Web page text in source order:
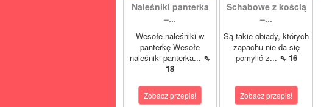
Naleśniki panterka
–...
Wesołe naleśniki w
panterkę Wesołe
naleśniki panterka... ⇖
18
Zobacz przepis!
Schabowe z kością
–...
Są takie obiady, których
zapachu nie da się
pomylić z... ⇖ 16
Zobacz przepis!